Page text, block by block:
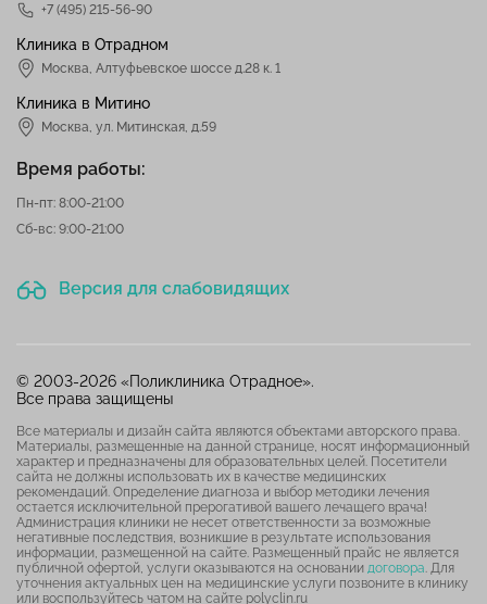
+7 (495) 215-56-90
Клиника в Отрадном
Москва Алтуфьевское шоссе д.28 к. 1
Клиника в Митино
Москва, ул. Митинская, д.59
Время работы:
Пн-пт: 8:00-21:00
Сб-вс: 9:00-21:00
Версия для слабовидящих
© 2003-2026 «Поликлиника Отрадное».
Все права защищены
Все материалы и дизайн сайта являются объектами авторского права.
Материалы, размещенные на данной странице, носят информационный
характер и предназначены для образовательных целей. Посетители
сайта не должны использовать их в качестве медицинских
рекомендаций. Определение диагноза и выбор методики лечения
остается исключительной прерогативой вашего лечащего врача!
Администрация клиники не несет ответственности за возможные
негативные последствия, возникшие в результате использования
информации, размещенной на сайте. Размещенный прайс не является
публичной офертой, услуги оказываются на основании договора . Для
уточнения актуальных цен на медицинские услуги позвоните в клинику
или воспользуйтесь чатом на сайте polyclin.ru